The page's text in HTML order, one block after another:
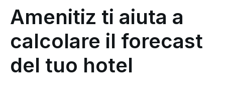
Amenitiz ti aiuta a
calcolare il forecast
del tuo hotel